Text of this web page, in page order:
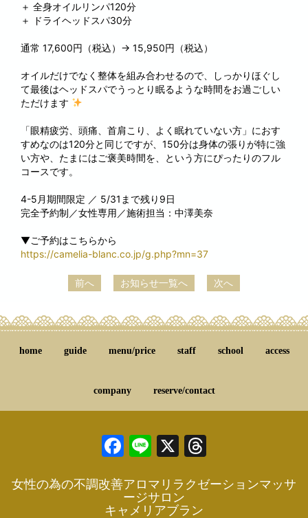
＋ 全身オイルリンパ120分
＋ ドライヘッドスパ30分
通常 17,600円（税込）→ 15,950円（税込）
オイルだけでなく整体を組み合わせるので、しっかりほぐし
て最後はヘッドスパでうっとり眠るような時間をお過ごしい
ただけます
「眼精疲労、頭痛、首肩こり、よく眠れていない方」におす
すめなのは120分と同じですが、150分は身体の張りが特に強
い方や、たまにはご褒美時間を、という方にぴったりのフル
コースです。
4-5月期間限定 ／ 5/31まで残り9日
完全予約制／女性専用／施術担当：中澤美奈
▼ご予約はこちらから
https://camelia-blanc.co.jp/g.php?mn=37
前へ お知らせ一覧へ 次へ
home guide menu/price staff school access
company reserve/contact
Facebook
Line
X
女性の為の不調改善アロマリラクゼーションマッサ
ージサロン
キャメリアブラン